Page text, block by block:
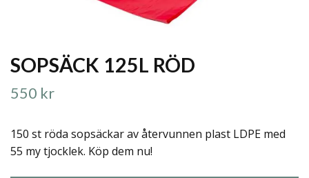
SOPSÄCK 125L RÖD
550 kr
150 st röda sopsäckar av återvunnen plast LDPE med
55 my tjocklek. Köp dem nu!